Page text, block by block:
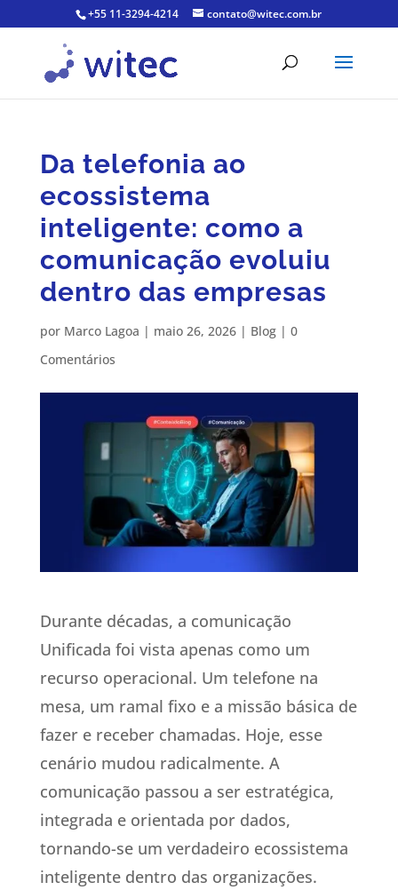
+55 11-3294-4214 contato@witec.com.br
Da telefonia ao
ecossistema
inteligente: como a
comunicação evoluiu
dentro das empresas
por Marco Lagoa | maio 26, 2026| Blog| 0
Comentários
Durante décadas, a comunicação
Unificada foi vista apenas como um
recurso operacional. Um telefone na
mesa, um ramal fixo e a missão básica de
fazer e receber chamadas. Hoje, esse
cenário mudou radicalmente. A
comunicação passou a ser estratégica,
integrada e orientada por dados,
tornando-se um verdadeiro ecossistema
inteligente dentro das organizações.